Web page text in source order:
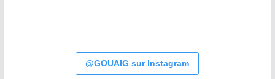
@GOUAIG sur Instagram